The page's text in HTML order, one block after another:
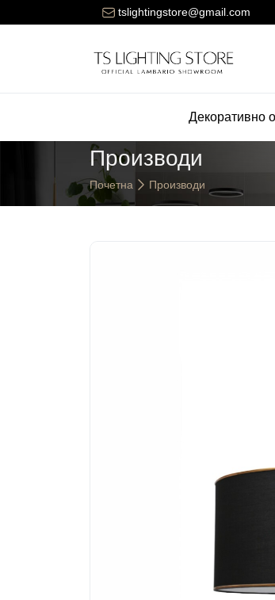
tslightingstore@gmail.com
за достава на нарачките е 150 денари.
Декоративно
Производи
Почетна Производи